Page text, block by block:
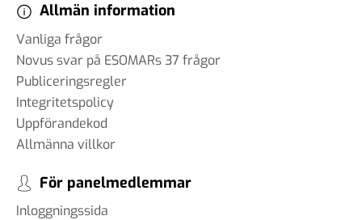
Allmän information
Vanliga frågor
Novus svar på ESOMARs 37 frågor
Publiceringsregler
Integritetspolicy
Uppförandekod
Allmänna villkor
För panelmedlemmar
Inloggningssida